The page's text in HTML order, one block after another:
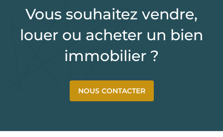
Vous souhaitez vendre,
louer ou acheter un bien
immobilier ?
NOUS CONTACTER